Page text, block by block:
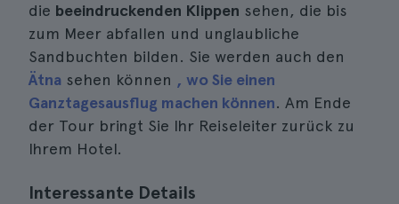
die beeindruckenden Klippen sehen, die bis
zum Meer abfallen und unglaubliche
Sandbuchten bilden. Sie werden auch den
Ätna sehen können , wo Sie einen
Ganztagesausflug machen können. Am Ende
der Tour bringt Sie Ihr Reiseleiter zurück zu
Ihrem Hotel.
Interessante Details